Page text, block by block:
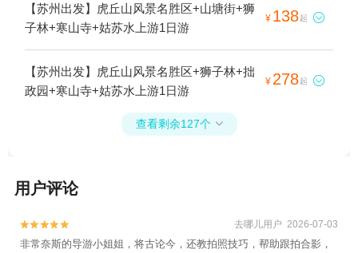
【苏州出发】虎丘山风景名胜区+山塘街+狮
子林+寒山寺+姑苏水上游1日游
¥ 138起 
【苏州出发】虎丘山风景名胜区+狮子林+拙
政园+寒山寺+姑苏水上游1日游
¥ 278起 
查看剩余127个 
用户评论

 去哪儿用户 2026-07-03
非常奈斯的导游小姐姐，将古论今，还教拍照技巧，帮助跟拍合影，